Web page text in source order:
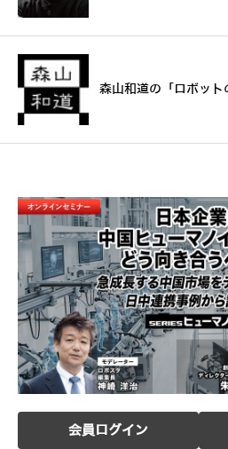
森山和道の「ロボット
会員ログイン